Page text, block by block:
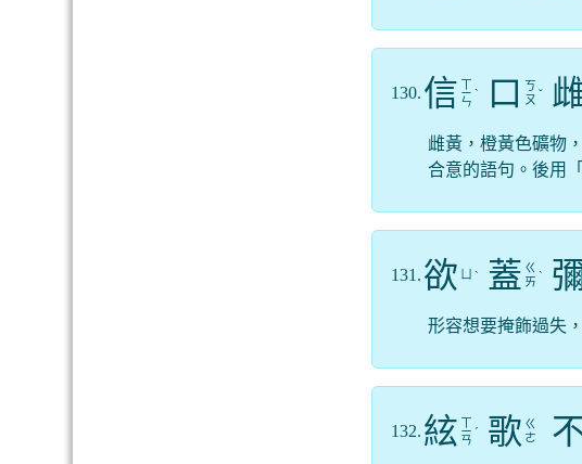
130. 信 ㄒ
ㄧ
ㄣ
ˋ 口 ㄎ
ㄡ ˇ
雌黃，橙黃色礦物
合意的語句。後用
131. 欲 ˋ 蓋 ㄍ
ㄞ ˋ
形容想要掩飾過失
132. 絃 ㄒ
ㄧ
ㄢ
ˊ 歌 ㄍ
ㄜ